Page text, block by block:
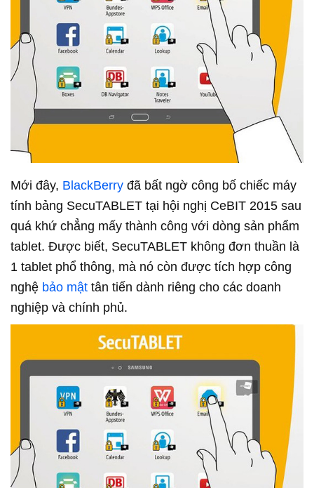
Mới đây, BlackBerry đã bất ngờ công bố chiếc máy
tính bảng SecuTABLET tại hội nghị CeBIT 2015 sau
quá khứ chẳng mấy thành công với dòng sản phẩm
tablet. Được biết, SecuTABLET không đơn thuần là
1 tablet phổ thông, mà nó còn được tích hợp công
nghệ bảo mật tân tiến dành riêng cho các doanh
nghiệp và chính phủ.